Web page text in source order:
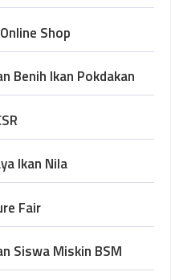
Shop
Benih Ikan Pokdakan
Ikan Nila
Fair
Siswa Miskin BSM